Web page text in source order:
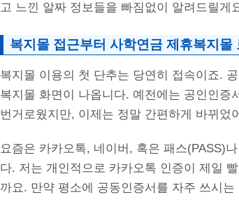
고 느낀 알짜 정보들을 빠짐없이 알려드릴게
복지몰 접근부터 사학연금 제휴복지
복지몰 이용의 첫 단추는 당연히 접속이죠.
복지몰 화면이 나옵니다. 예전에는 공인인증
번거로웠지만, 이제는 정말 간편하게 바뀌
요즘은 카카오톡, 네이버, 혹은 패스(PASS)
다. 저는 개인적으로 카카오톡 인증이 제일
까요. 만약 평소에 공동인증서를 자주 쓰시